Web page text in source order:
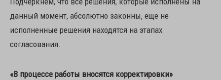
данный момент, абсолютно законны, еще не
исполненные решения находятся на этапах
согласования.
«В процессе работы вносятся корректировки»